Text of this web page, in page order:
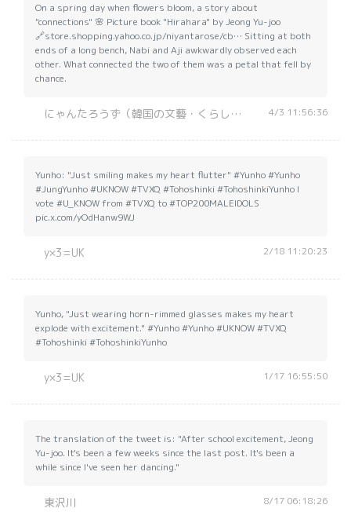
On a spring day when flowers bloom, a story about
"connections" 🌸 Picture book "Hirahara" by Jeong Yu-joo
🔗store.shopping.yahoo.co.jp/niyantarose/cb… Sitting at both
ends of a long bench, Nabi and Aji awkwardly observed each
other. What connected the two of them was a petal that fell by
chance.
にゃんたろうず（韓国の文藝・くらし・趣味） 4/3 11:56:36
Yunho: "Just smiling makes my heart flutter" #Yunho #Yunho
#JungYunho #UKNOW #TVXQ #Tohoshinki #TohoshinkiYunho I
vote #U_KNOW from #TVXQ to #TOP200MALEIDOLS
pic.x.com/yOdHanw9WJ
y×3=UK 2/18 11:20:23
Yunho, "Just wearing horn-rimmed glasses makes my heart
explode with excitement." #Yunho #Yunho #UKNOW #TVXQ
#Tohoshinki #TohoshinkiYunho
y×3=UK 1/17 16:55:50
The translation of the tweet is: "After school excitement, Jeong
Yu-joo. It's been a few weeks since the last post. It's been a
while since I've seen her dancing."
東沢川 8/17 06:18:26